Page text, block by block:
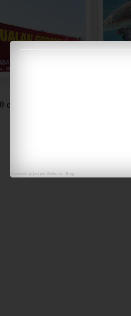
0 comments:
Powered by Jasper Roberts - Blog